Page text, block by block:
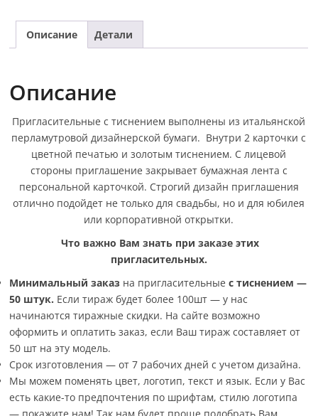
Описание Детали
Описание
Пригласительные с тиснением выполнены из итальянской
перламутровой дизайнерской бумаги. Внутри 2 карточки с
цветной печатью и золотым тиснением. С лицевой
стороны приглашение закрывает бумажная лента с
персональной карточкой. Строгий дизайн приглашения
отлично подойдет не только для свадьбы, но и для юбилея
или корпоративной открытки.
Что важно Вам знать при заказе этих
пригласительных.
Минимальный заказ на пригласительные с тиснением —
50 штук. Если тираж будет более 100шт — у нас
начинаются тиражные скидки. На сайте возможно
оформить и оплатить заказ, если Ваш тираж составляет от
50 шт на эту модель.
Срок изготовления — от 7 рабочих дней с учетом дизайна.
Мы можем поменять цвет, логотип, текст и язык. Если у Вас
есть какие-то предпочтения по шрифтам, стилю логотипа
— покажите нам! Так нам будет проще подобрать Вам